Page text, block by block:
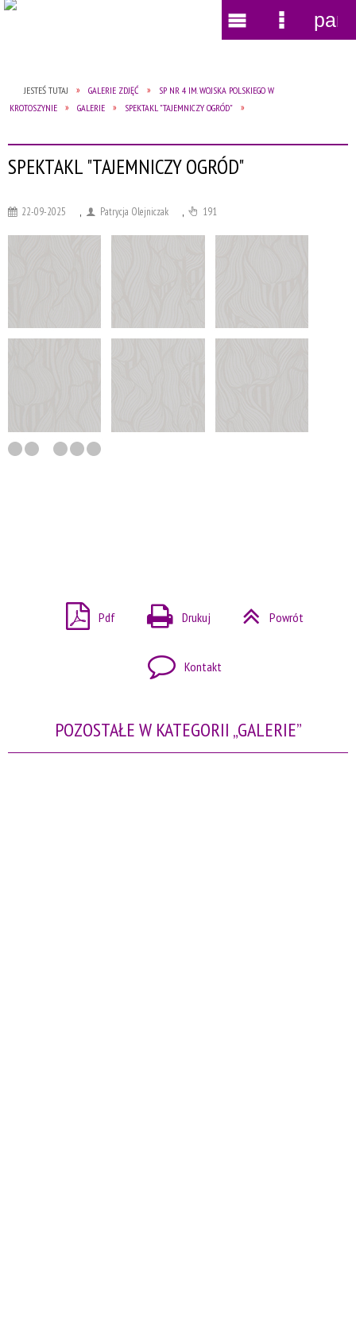
JESTEŚ TUTAJ GALERIE ZDJĘĆ
SP NR 4 IM. WOJSKA POLSKIEGO W
KROTOSZYNIE
GALERIE SPEKTAKL "TAJEMNICZY OGRÓD"
SPEKTAKL "TAJEMNICZY OGRÓD"
22-09-2025 Patrycja Olejniczak 191
Pdf Drukuj Powrót
Kontakt
POZOSTAŁE W KATEGORII „GALERIE”
Wyszukiwarka
Narzędzia
MenuMenu